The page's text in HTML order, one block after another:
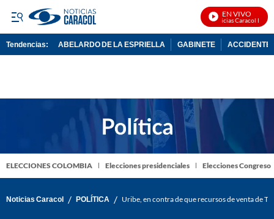
EN VIVO
Noticias Caracol En
Tendencias: ABELARDO DE LA ESPRIELLA GABINETE ACCIDENTE
ELECCIONES COLOMBIA Elecciones presidenciales Elecciones Congreso
Noticias Caracol / POLÍTICA / Uribe, en contra de que recursos de venta de